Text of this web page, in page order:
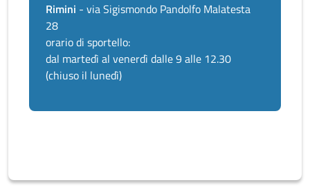
Rimini - via Sigismondo Pandolfo Malatesta
28
orario di sportello:
dal martedì al venerdì dalle 9 alle 12.30
(chiuso il lunedì)